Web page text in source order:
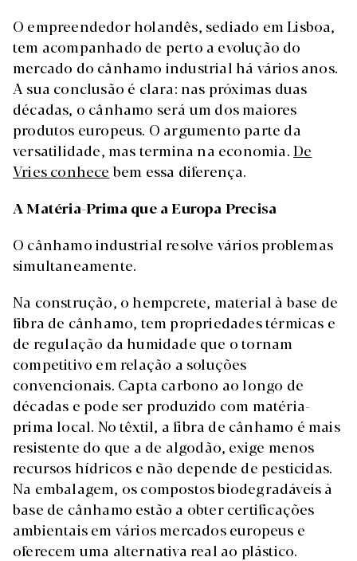
O empreendedor holandês, sediado em Lisboa,
tem acompanhado de perto a evolução do
mercado do cânhamo industrial há vários anos.
A sua conclusão é clara: nas próximas duas
décadas, o cânhamo será um dos maiores
produtos europeus. O argumento parte da
versatilidade, mas termina na economia. De
Vries conhece bem essa diferença.
A Matéria-Prima que a Europa Precisa
O cânhamo industrial resolve vários problemas
simultaneamente.
Na construção, o hempcrete, material à base de
fibra de cânhamo, tem propriedades térmicas e
de regulação da humidade que o tornam
competitivo em relação a soluções
convencionais. Capta carbono ao longo de
décadas e pode ser produzido com matéria-
prima local. No têxtil, a fibra de cânhamo é mais
resistente do que a de algodão, exige menos
recursos hídricos e não depende de pesticidas.
Na embalagem, os compostos biodegradáveis à
base de cânhamo estão a obter certificações
ambientais em vários mercados europeus e
oferecem uma alternativa real ao plástico.